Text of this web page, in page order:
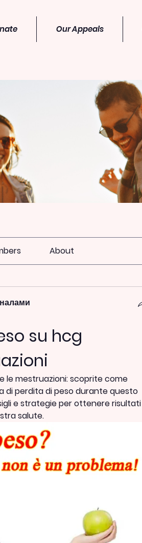
Our Appeals
About
su hcg
le mestruazioni: scoprite come
di perdita di peso durante questo
e strategie per ottenere risultati
salute.